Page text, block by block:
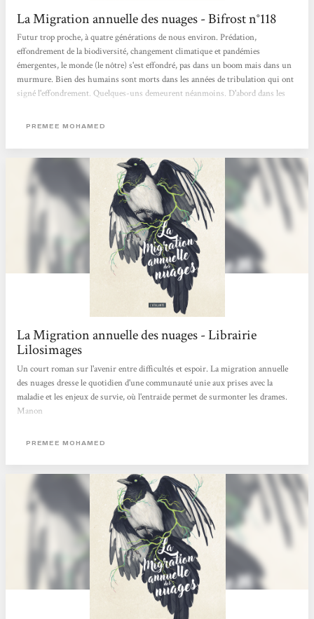
La Migration annuelle des nuages - Bifrost n°118
Futur trop proche, à quatre générations de nous environ. Prédation,
effondrement de la biodiversité, changement climatique et pandémies
émergentes, le monde (le nôtre) s'est effondré, pas dans un boom mais dans un
murmure. Bien des humains sont morts dans les années de tribulation qui ont
signé l'effondrement. Quelques-uns demeurent néanmoins. D'abord dans les
subsisteraient les merveilles de l'Ancien Monde (on pense à Exodes, de Jean-
PREMEE MOHAMED
La Migration annuelle des nuages - Librairie
Lilosimages
Un court roman sur l'avenir entre difficultés et espoir. La migration annuelle
des nuages dresse le quotidien d'une communauté unie aux prises avec la
maladie et les enjeux de survie, où l'entraide permet de surmonter les drames.
Manon
PREMEE MOHAMED